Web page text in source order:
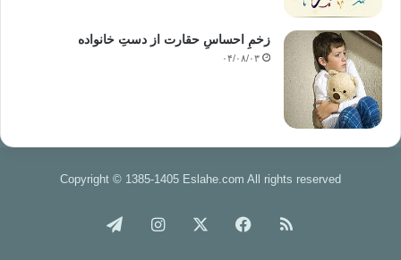
زخمِ احساسِ حقارت از دستِ خانواده
۰۴/۰۸/۰۳
Copyright © 1385-1405 Eslahe.com All rights reserved
خوراک فیس اینستاگرام